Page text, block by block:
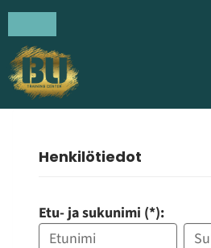
Henkilötiedot
Etu- ja sukunimi (*):